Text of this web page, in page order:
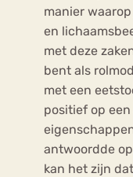
manier
en
met deze
bent als
met een
positief op
antwoordde
kan het zijn